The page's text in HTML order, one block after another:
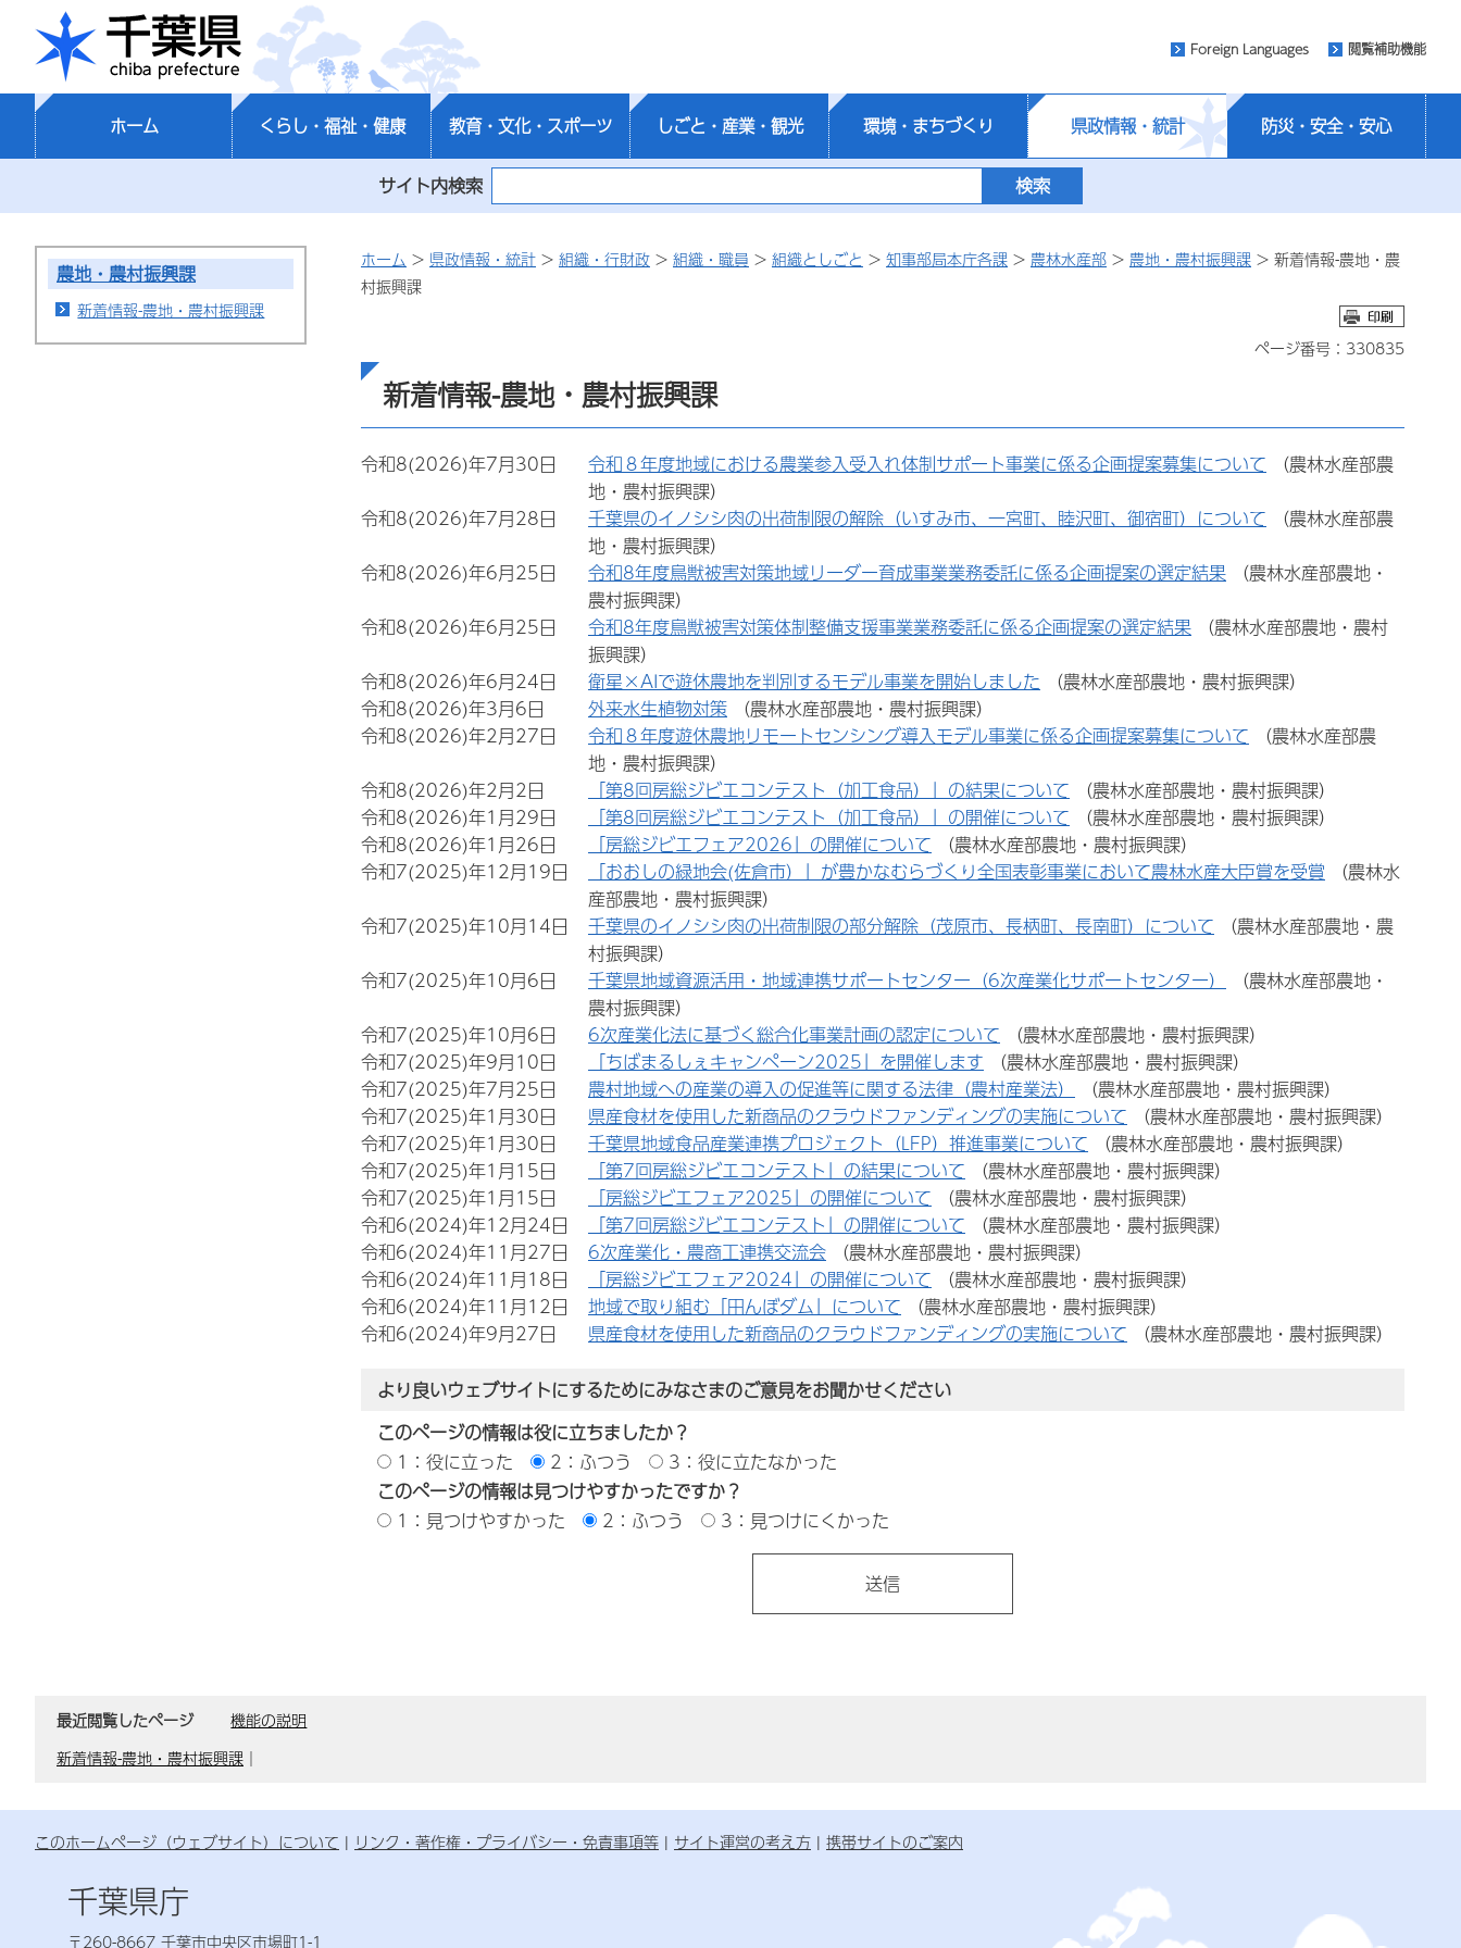
千葉県
Foreign Languages 閲覧補助機能
ホーム くらし・福祉・健康 教育・文化・スポーツ しごと・産業・観光 環境・まちづくり 県政情報・統計 防災・安全・安心
サイト内検索
農地・農村振興課
新着情報-農地・農村振興課
ホーム > 県政情報・統計 > 組織・行財政 > 組織・職員 > 組織としごと > 知事部局本庁各課 > 農林水産部 > 農地・農村振興課 > 新着情報-農地・農
村振興課
ページ番号：330835
新着情報-農地・農村振興課
令和8(2026)年7月30日 令和８年度地域における農業参入受入れ体制サポート事業に係る企画提案募集について
地・農村振興課）
令和8(2026)年7月28日
千葉県のイノシシ肉の出荷制限の解除（いすみ市、一宮町、睦沢町、御宿町）について
地・農村振興課）
令和8(2026)年6月25日
令和8年度鳥獣被害対策地域リーダー育成事業業務委託に係る企画提案の選定結果
農村振興課）
令和8(2026)年6月25日
令和8年度鳥獣被害対策体制整備支援事業業務委託に係る企画提案の選定結果
振興課）
令和8(2026)年6月24日
衛星×AIで遊休農地を判別するモデル事業を開始しました
（農林水産部農地・農村振興課）
令和8(2026)年3月6日
外来水生植物対策
（農林水産部農地・農村振興課）
令和8(2026)年2月27日
令和８年度遊休農地リモートセンシング導入モデル事業に係る企画提案募集について
地・農村振興課）
令和8(2026)年2月2日
「第8回房総ジビエコンテスト（加工食品）」の結果について
（農林水産部農地・農村振興課）
令和8(2026)年1月29日
「第8回房総ジビエコンテスト（加工食品）」の開催について
（農林水産部農地・農村振興課）
令和8(2026)年1月26日
「房総ジビエフェア2026」の開催について
（農林水産部農地・農村振興課）
令和7(2025)年12月19日
「おおしの緑地会(佐倉市）」が豊かなむらづくり全国表彰事業において農林水産大臣賞を受賞
産部農地・農村振興課）
令和7(2025)年10月14日
千葉県のイノシシ肉の出荷制限の部分解除（茂原市、長柄町、長南町）について
村振興課）
令和7(2025)年10月6日
千葉県地域資源活用・地域連携サポートセンター（6次産業化サポートセンター）
農村振興課）
令和7(2025)年10月6日
6次産業化法に基づく総合化事業計画の認定について
（農林水産部農地・農村振興課）
令和7(2025)年9月10日
「ちばまるしぇキャンペーン2025」を開催します
（農林水産部農地・農村振興課）
令和7(2025)年7月25日
農村地域への産業の導入の促進等に関する法律（農村産業法）
（農林水産部農地・農村振興課）
令和7(2025)年1月30日
県産食材を使用した新商品のクラウドファンディングの実施について
（農林水産部農地・農村振興課）
令和7(2025)年1月30日
千葉県地域食品産業連携プロジェクト（LFP）推進事業について
（農林水産部農地・農村振興課）
令和7(2025)年1月15日
「第7回房総ジビエコンテスト」の結果について
（農林水産部農地・農村振興課）
令和7(2025)年1月15日
「房総ジビエフェア2025」の開催について
（農林水産部農地・農村振興課）
令和6(2024)年12月24日
「第7回房総ジビエコンテスト」の開催について
（農林水産部農地・農村振興課）
令和6(2024)年11月27日
6次産業化・農商工連携交流会
（農林水産部農地・農村振興課）
令和6(2024)年11月18日
「房総ジビエフェア2024」の開催について
（農林水産部農地・農村振興課）
令和6(2024)年11月12日
地域で取り組む「田んぼダム」について
（農林水産部農地・農村振興課）
令和6(2024)年9月27日
県産食材を使用した新商品のクラウドファンディングの実施について （農林水産部農地・農村振興課）
より良いウェブサイトにするためにみなさまのご意見をお聞かせください
このページの情報は役に立ちましたか？
1：役に立った
2：ふつう
3：役に立たなかった
このページの情報は見つけやすかったですか？
1：見つけやすかった
2：ふつう 3：見つけにくかった
最近閲覧したページ
機能の説明
新着情報-農地・農村振興課 ｜
このホームページ（ウェブサイト）について リンク・著作権・プライバシー・免責事項等 サイト運営の考え方 携帯サイトのご案内
千葉県庁
〒260-8667 千葉市中央区市場町1-1